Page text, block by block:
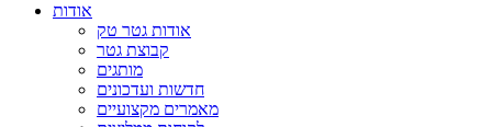
אודות
אודות גטר טק
קבוצת גטר
מותגים
חדשות ועדכונים
מאמרים מקצועיים